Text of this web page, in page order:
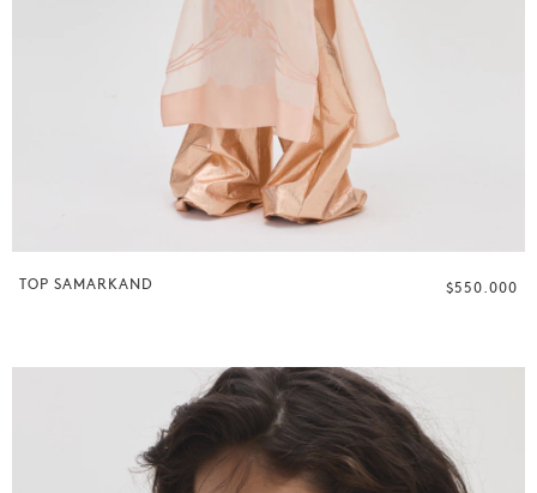
TOP SAMARKAND $550.000